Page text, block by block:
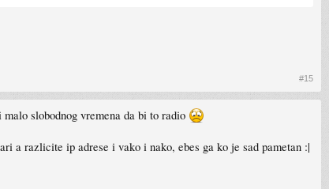
#15
slobodnog vremena da bi to radio
a razlicite ip adrese i vako i nako, ebes ga ko je sad pametan :|